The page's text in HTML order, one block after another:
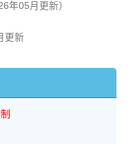
年05月更新）
更新